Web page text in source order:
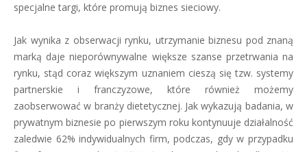
specjalne targi, które promują biznes sieciowy.
Jak wynika z obserwacji rynku, utrzymanie biznesu pod znaną
marką daje nieporównywalne większe szanse przetrwania na
rynku, stąd coraz większym uznaniem cieszą się tzw. systemy
partnerskie i franczyzowe, które również możemy
zaobserwować w branży dietetycznej. Jak wykazują badania, w
prywatnym biznesie po pierwszym roku kontynuuje działalność
zaledwie 62% indywidualnych firm, podczas, gdy w przypadku